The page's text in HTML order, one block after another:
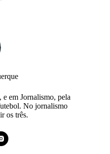
em Jornalismo, pela
No jornalismo
os três.